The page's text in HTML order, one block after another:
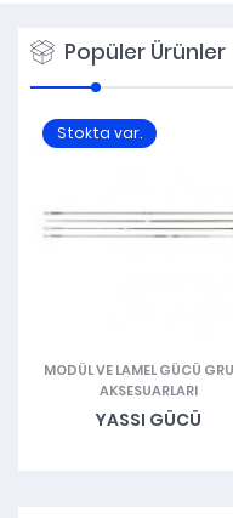
Popüler Ürünler
Stokta var.
MODÜL VE LAMEL GÜCÜ
AKSESUARLARI
YASSI GÜCÜ